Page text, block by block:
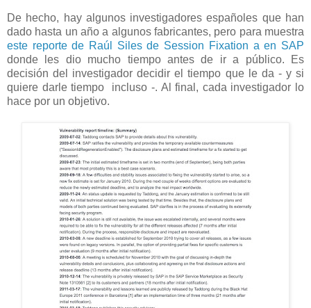
De hecho, hay algunos investigadores españoles que han
dado hasta un año a algunos fabricantes, pero para muestra
este reporte de Raúl Siles de Session Fixation a en SAP
donde les dio mucho tiempo antes de ir a público. Es
decisión del investigador decidir el tiempo que le da - y si
quiere darle tiempo incluso -. Al final, cada investigador lo
hace por un objetivo.